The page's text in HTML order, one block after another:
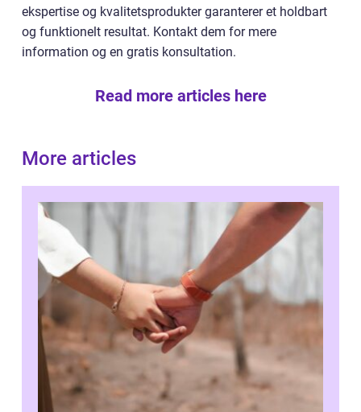
ekspertise og kvalitetsprodukter garanterer et holdbart
og funktionelt resultat. Kontakt dem for mere
information og en gratis konsultation.
Read more articles here
More articles